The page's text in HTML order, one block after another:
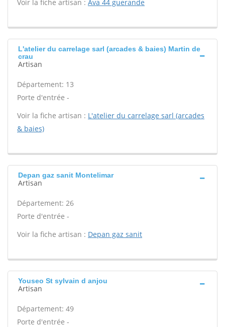
Voir la fiche artisan : Ava 44 guerande
L'atelier du carrelage sarl (arcades & baies) Martin de
crau
Artisan
Département: 13
Porte d'entrée -
Voir la fiche artisan : L'atelier du carrelage sarl (arcades
& baies)
Depan gaz sanit Montelimar
Artisan
Département: 26
Porte d'entrée -
Voir la fiche artisan : Depan gaz sanit
Youseo St sylvain d anjou
Artisan
Département: 49
Porte d'entrée -